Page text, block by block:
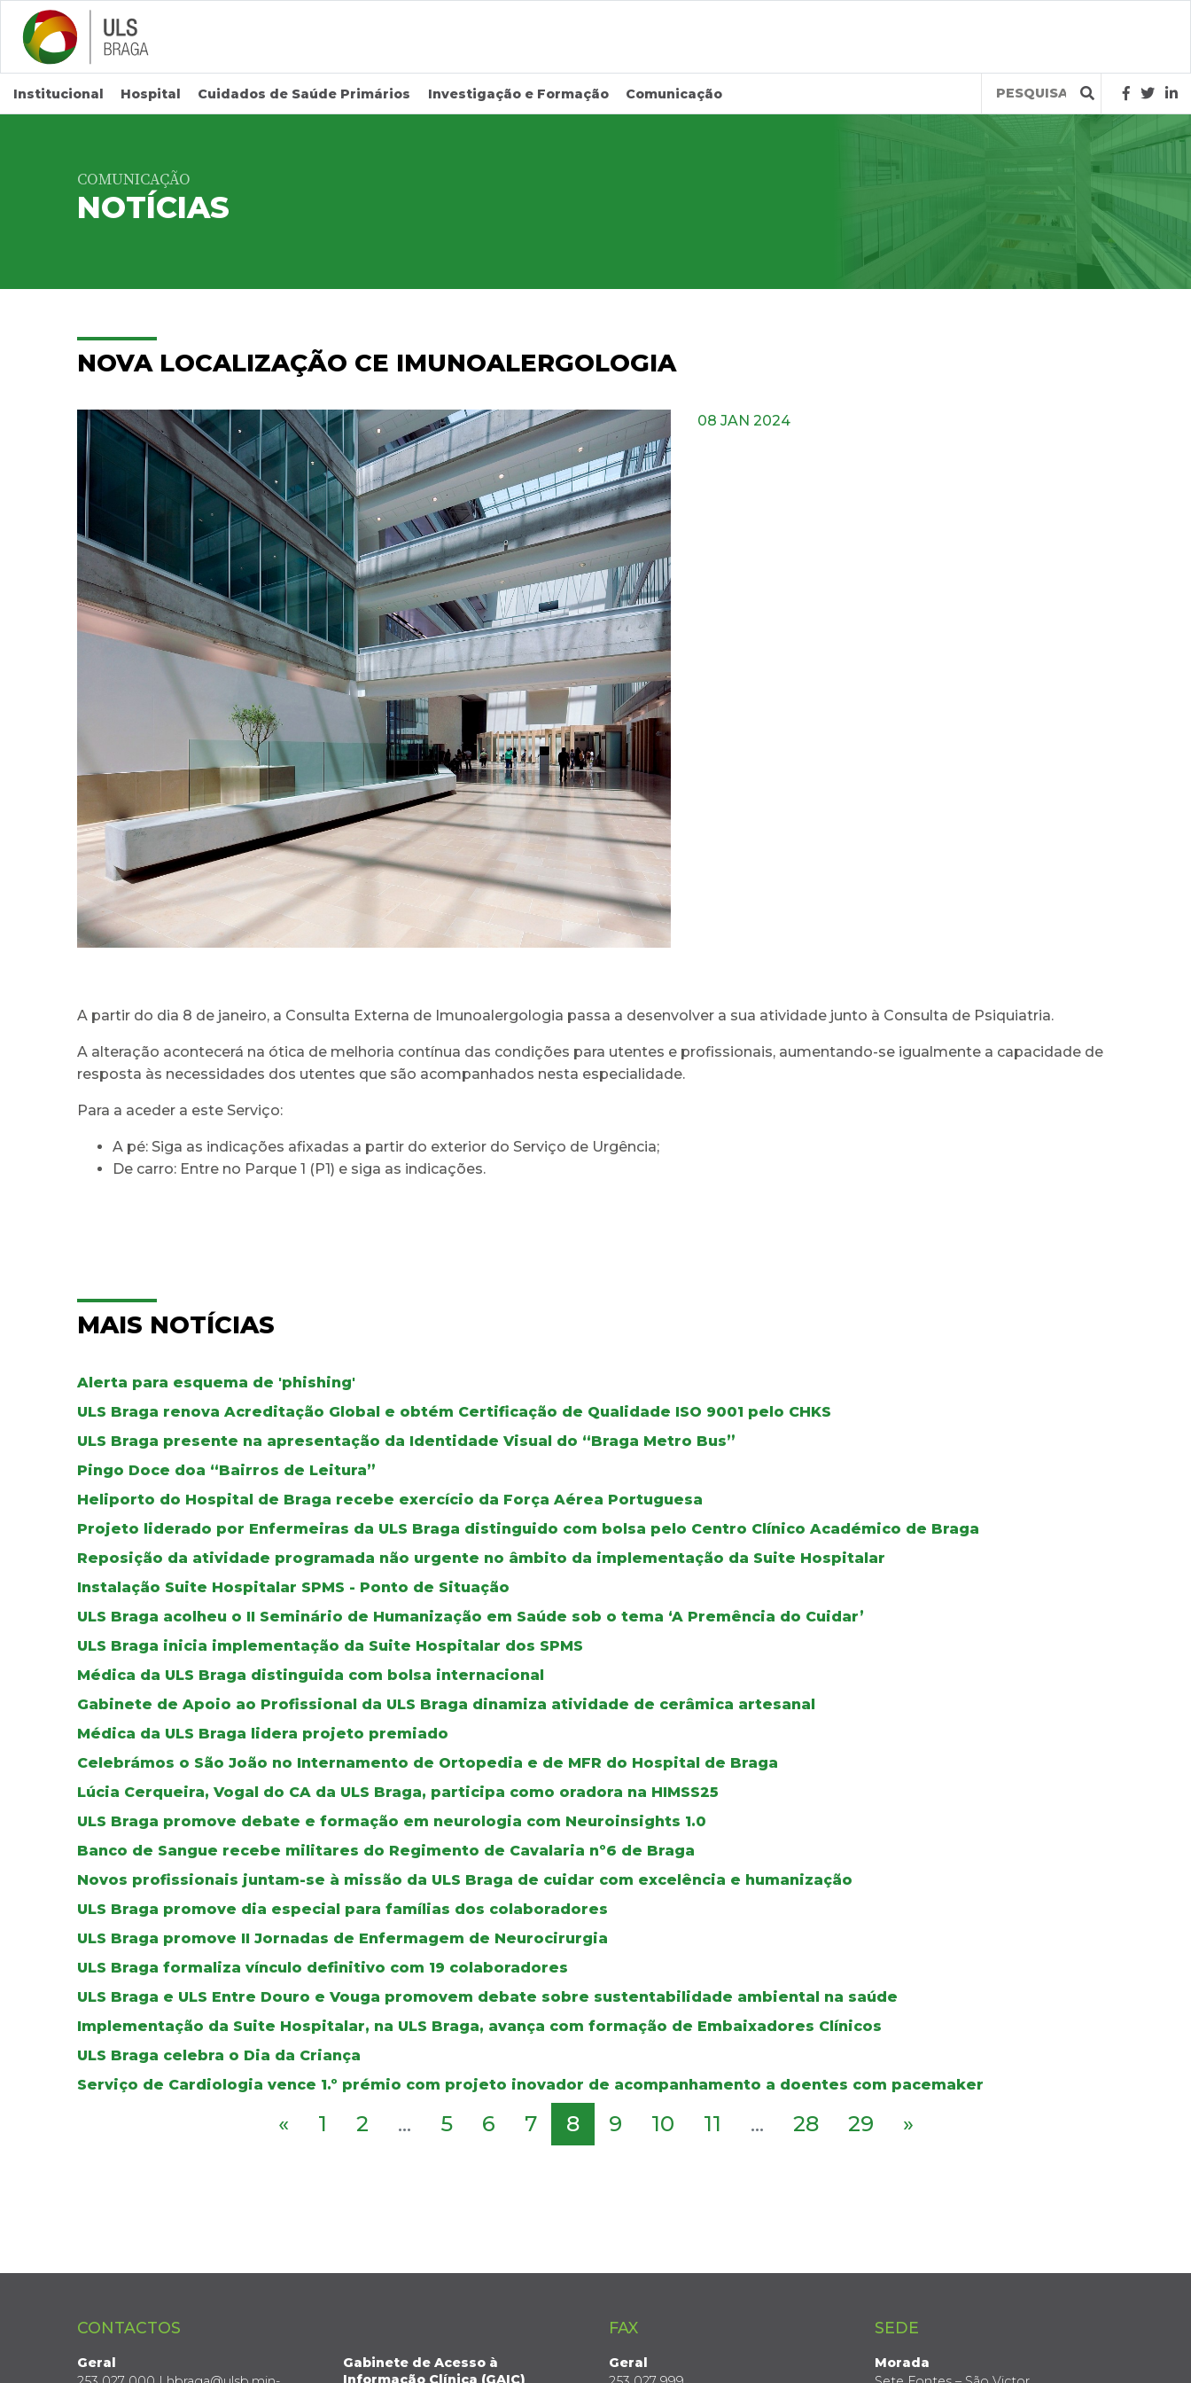
Saltar para conteúdo principal
Institucional Hospital Cuidados de Saúde Primários Investigação e Formação Comunicação
Query
COMUNICAÇÃO
NOTÍCIAS
NOVA LOCALIZAÇÃO CE IMUNOALERGOLOGIA
08 JAN 2024
A partir do dia 8 de janeiro, a Consulta Externa de Imunoalergologia passa a desenvolver a sua atividade junto à Consulta de Psiquiatria.
A alteração acontecerá na ótica de melhoria contínua das condições para utentes e profissionais, aumentando-se igualmente a capacidade de
resposta às necessidades dos utentes que são acompanhados nesta especialidade.
Para a aceder a este Serviço:
A pé: Siga as indicações afixadas a partir do exterior do Serviço de Urgência;
De carro: Entre no Parque 1 (P1) e siga as indicações.
MAIS NOTÍCIAS
Alerta para esquema de 'phishing'
ULS Braga renova Acreditação Global e obtém Certificação de Qualidade ISO 9001 pelo CHKS
ULS Braga presente na apresentação da Identidade Visual do “Braga Metro Bus”
Pingo Doce doa “Bairros de Leitura”
Heliporto do Hospital de Braga recebe exercício da Força Aérea Portuguesa
Projeto liderado por Enfermeiras da ULS Braga distinguido com bolsa pelo Centro Clínico Académico de Braga
Reposição da atividade programada não urgente no âmbito da implementação da Suite Hospitalar
Instalação Suite Hospitalar SPMS - Ponto de Situação
ULS Braga acolheu o II Seminário de Humanização em Saúde sob o tema ‘A Premência do Cuidar’
ULS Braga inicia implementação da Suite Hospitalar dos SPMS
Médica da ULS Braga distinguida com bolsa internacional
Gabinete de Apoio ao Profissional da ULS Braga dinamiza atividade de cerâmica artesanal
Médica da ULS Braga lidera projeto premiado
Celebrámos o São João no Internamento de Ortopedia e de MFR do Hospital de Braga
Lúcia Cerqueira, Vogal do CA da ULS Braga, participa como oradora na HIMSS25
ULS Braga promove debate e formação em neurologia com Neuroinsights 1.0
Banco de Sangue recebe militares do Regimento de Cavalaria nº6 de Braga
Novos profissionais juntam-se à missão da ULS Braga de cuidar com excelência e humanização
ULS Braga promove dia especial para famílias dos colaboradores
ULS Braga promove II Jornadas de Enfermagem de Neurocirurgia
ULS Braga formaliza vínculo definitivo com 19 colaboradores
ULS Braga e ULS Entre Douro e Vouga promovem debate sobre sustentabilidade ambiental na saúde
Implementação da Suite Hospitalar, na ULS Braga, avança com formação de Embaixadores Clínicos
ULS Braga celebra o Dia da Criança
Serviço de Cardiologia vence 1.º prémio com projeto inovador de acompanhamento a doentes com pacemaker
« 1 2 ... 5 6 7 8 9 10 11 ... 28 29 »
CONTACTOS
Geral
Gabinete de Acesso à
Informação Clínica (GAIC)
FAX
Geral
SEDE
Morada